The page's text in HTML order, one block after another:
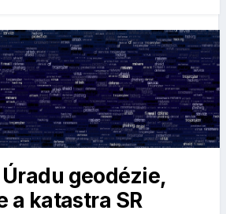
geodézie,
a katastra SR